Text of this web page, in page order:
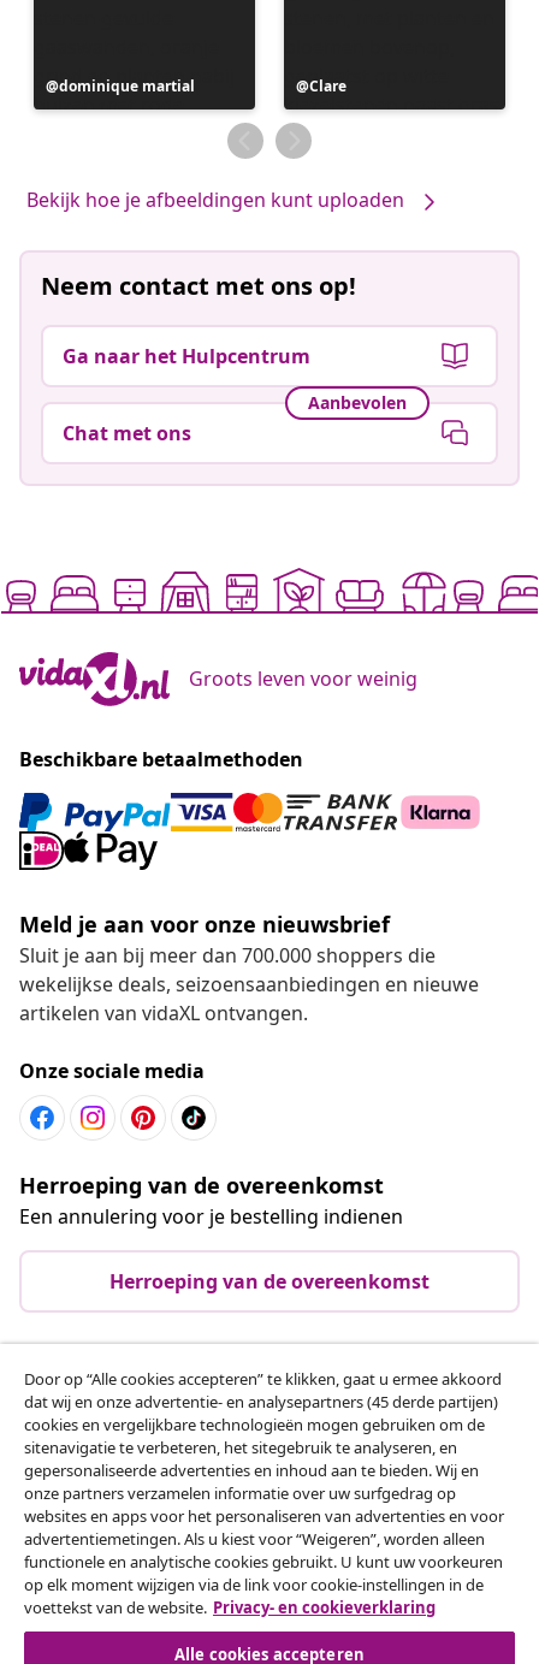
Bericht
gepubliceerd
dominique martial
Bericht
gepubliceerd
door
Clare
Bekijk hoe je afbeeldingen kunt uploaden
Neem contact met ons op!
Ga naar het Hulpcentrum
Aanbevolen
Chat met ons
Groots leven voor weinig
Beschikbare betaalmethoden
Meld je aan voor onze nieuwsbrief
Sluit je aan bij meer dan 700.000 shoppers die
wekelijkse deals, seizoensaanbiedingen en nieuwe
artikelen van vidaXL ontvangen.
Onze sociale media
Herroeping van de overeenkomst
Een annulering voor je bestelling indienen
Herroeping van de overeenkomst
Klantenservice
Zakelijk
vidaXL
Ontdek meer
Door op “Alle cookies accepteren” te klikken, gaat u ermee akkoord
dat wij en onze advertentie- en analysepartners (45 derde partijen)
cookies en vergelijkbare technologieën mogen gebruiken om de
sitenavigatie te verbeteren, het sitegebruik te analyseren, en
gepersonaliseerde advertenties en inhoud aan te bieden. Wij en
onze partners verzamelen informatie over uw surfgedrag op
websites en apps voor het personaliseren van advertenties en voor
advertentiemetingen. Als u kiest voor “Weigeren”, worden alleen
functionele en analytische cookies gebruikt. U kunt uw voorkeuren
op elk moment wijzigen via de link voor cookie-instellingen in de
voettekst van de website. Privacy- en cookieverklaring
Alle cookies accepteren